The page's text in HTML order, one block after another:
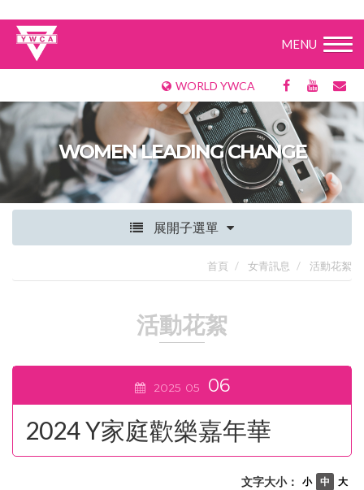
MENU
WORLD YWCA
WOMEN LEADING CHANGE
展開子選單
首頁 女青訊息 活動花絮
活動花絮
2025 05 06
2024 Y家庭歡樂嘉年華
大
中
小
文字大小：